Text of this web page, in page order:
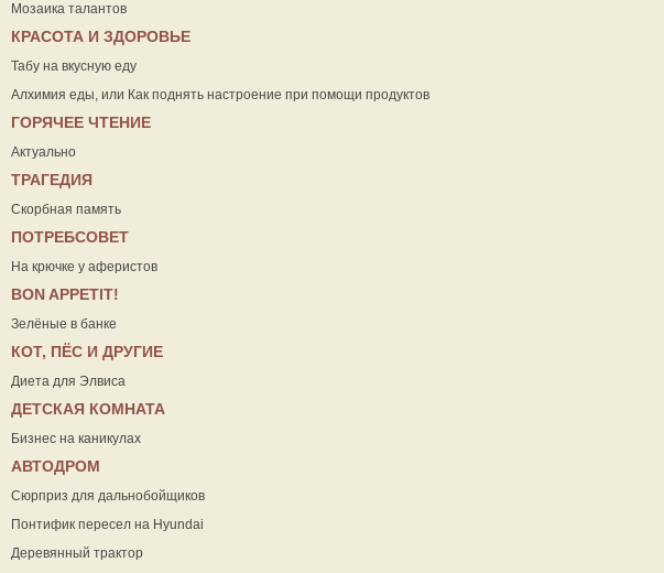
Мозаика талантов
КРАСОТА И ЗДОРОВЬЕ
Табу на вкусную еду
Алхимия еды, или Как поднять настроение при помощи продуктов
ГОРЯЧЕЕ ЧТЕНИЕ
Актуально
ТРАГЕДИЯ
Скорбная память
ПОТРЕБСОВЕТ
На крючке у аферистов
ВON APPETIT!
Зелёные в банке
КОТ, ПЁС И ДРУГИЕ
Диета для Элвиса
ДЕТСКАЯ КОМНАТА
Бизнес на каникулах
АВТОДРОМ
Сюрприз для дальнобойщиков
Понтифик пересел на Hyundai
Деревянный трактор